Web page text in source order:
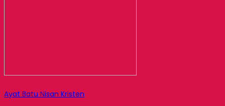
Ayat Batu Nisan Kristen